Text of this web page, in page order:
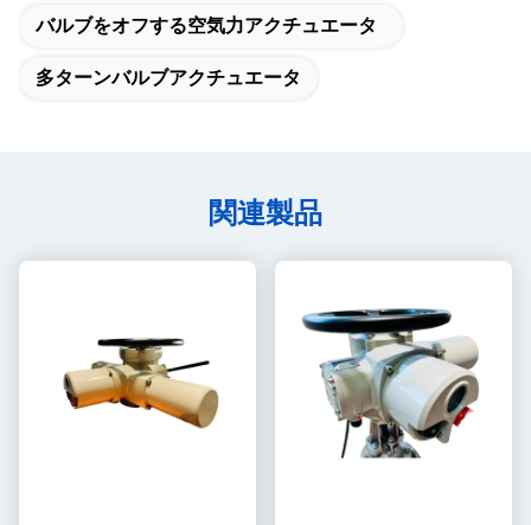
バルブをオフする空気力アクチュエータ
多ターンバルブアクチュエータ
関連製品